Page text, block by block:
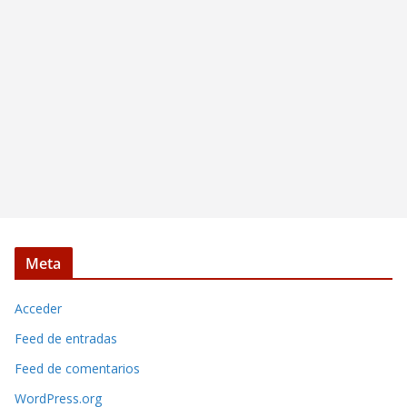
Meta
Acceder
Feed de entradas
Feed de comentarios
WordPress.org